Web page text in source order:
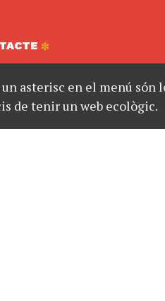
asterisc en el menú són
de tenir un web ecològic.